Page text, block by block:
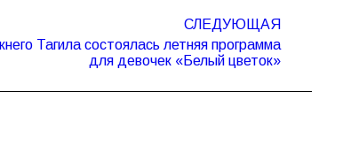
СЛЕДУЮЩАЯ
Тагила состоялась летняя программа
для девочек «Белый цветок»